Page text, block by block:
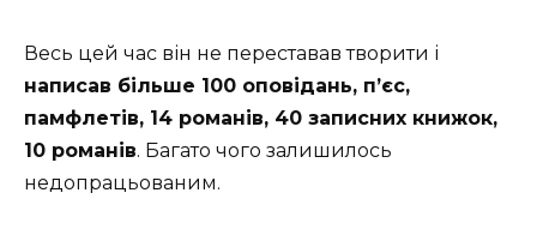
Весь цей час він не переставав творити і
написав більше 100 оповідань, п’єс,
памфлетів, 14 романів, 40 записних книжок,
10 романів. Багато чого залишилось
недопрацьованим.